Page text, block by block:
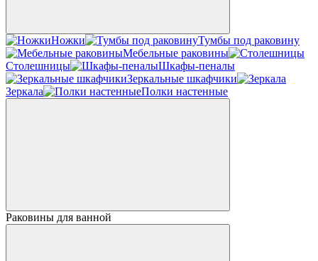
Ножки
Тумбы под раковину
Мебельные раковины
Столешницы
Шкафы-пеналы
Зеркальные шкафчики
Зеркала
Полки настенные
Раковины для ванной